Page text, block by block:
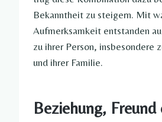
Bekanntheit zu steigern. Mit
Aufmerksamkeit entstanden
zu ihrer Person, insbesondere
und ihrer Familie.
Beziehung, Freund